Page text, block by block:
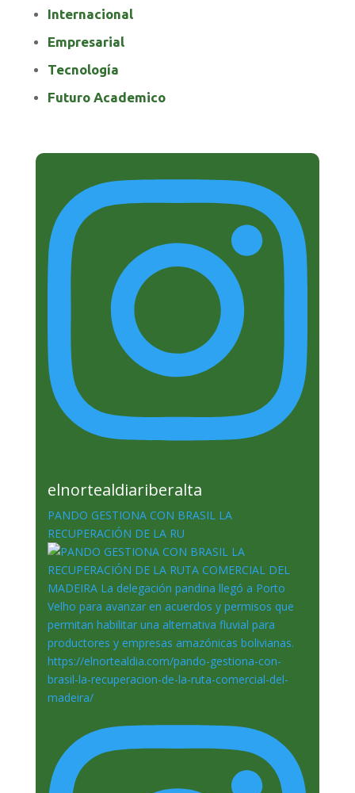
Internacional
Empresarial
Tecnología
Futuro Academico
elnortealdiariberalta
PANDO GESTIONA CON BRASIL LA
RECUPERACIÓN DE LA RU